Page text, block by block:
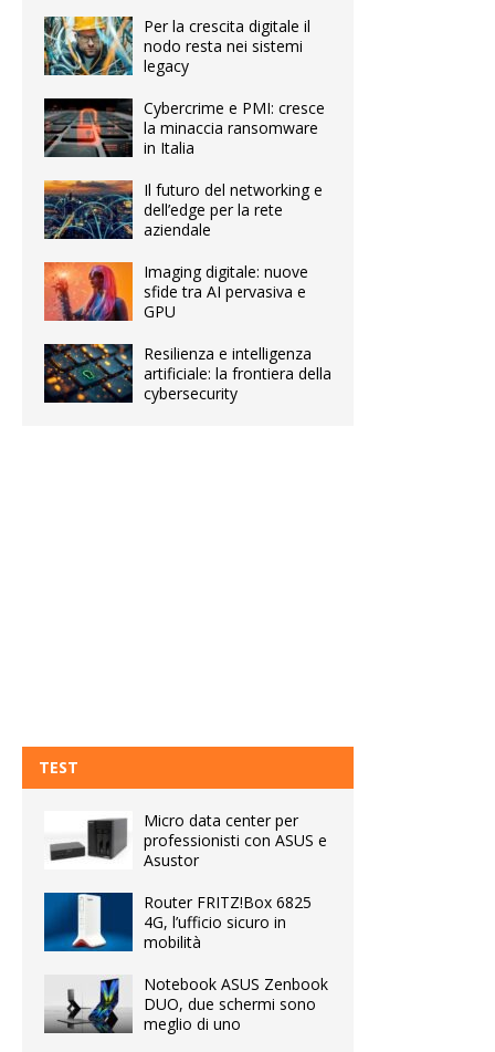
Per la crescita digitale il
nodo resta nei sistemi
legacy
Cybercrime e PMI: cresce
la minaccia ransomware
in Italia
Il futuro del networking e
dell’edge per la rete
aziendale
Imaging digitale: nuove
sfide tra AI pervasiva e
GPU
Resilienza e intelligenza
artificiale: la frontiera della
cybersecurity
TEST
Micro data center per
professionisti con ASUS e
Asustor
Router FRITZ!Box 6825
4G, l’ufficio sicuro in
mobilità
Notebook ASUS Zenbook
DUO, due schermi sono
meglio di uno